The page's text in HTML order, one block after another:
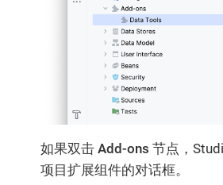
如果双击 Add-ons 节点，
项目扩展组件的对话框。